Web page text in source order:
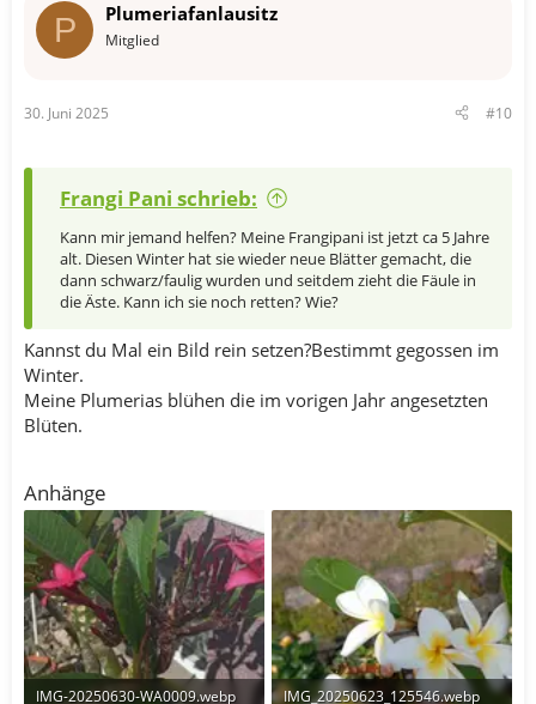
P Plumeriafanlausitz
Mitglied
30. Juni 2025 #10
Frangi Pani schrieb:
Kann mir jemand helfen? Meine Frangipani ist jetzt ca 5 Jahre
alt. Diesen Winter hat sie wieder neue Blätter gemacht, die
dann schwarz/faulig wurden und seitdem zieht die Fäule in
die Äste. Kann ich sie noch retten? Wie?
Kannst du Mal ein Bild rein setzen?Bestimmt gegossen im
Winter.
Meine Plumerias blühen die im vorigen Jahr angesetzten
Blüten.
Anhänge
IMG-20250630-WA0009.webp
IMG_20250623_125546.webp